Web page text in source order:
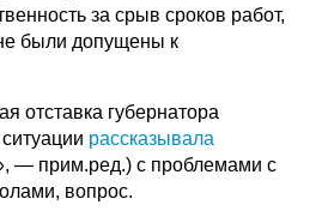
за срыв сроков работ,
были допущены к
отставка губернатора
рассказывала
— прим.ред.) с проблемами с
вопрос.